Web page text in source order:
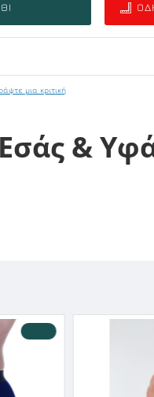
μια κριτική
&